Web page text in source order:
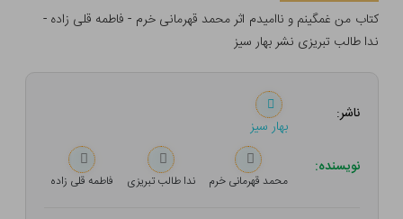
کتاب من غمگینم و ناامیدم اثر محمد قهرمانی خرم - فاطمه قلی زاده -
ندا طالب تبریزی نشر بهار سیز
ناشر:
بهار سیز
نویسنده:
محمد قهرمانی خرم ندا طالب تبریزی فاطمه قلی زاده